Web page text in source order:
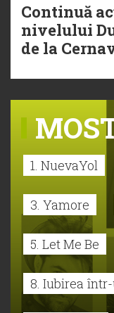
Continuă
nivelului
de la
1. NuevaYol
3. Yamore
5. Let Me Be
8. Iubirea